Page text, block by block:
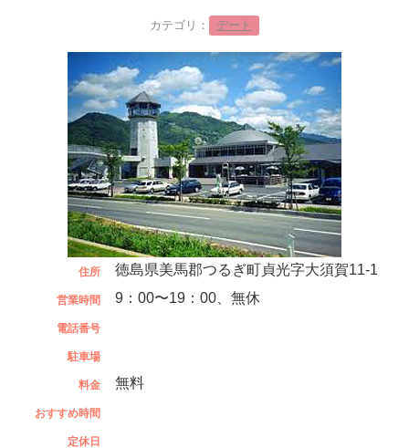
カテゴリ： デート
住所 徳島県美馬郡つるぎ町貞光字大須賀11-1
営業時間 9：00〜19：00、無休
電話番号
駐車場
料金 無料
おすすめ時間
定休日